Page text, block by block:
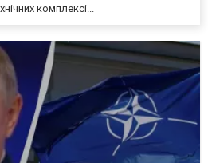
комплексі...